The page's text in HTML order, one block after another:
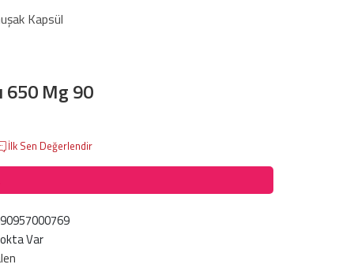
Kapsül
650 Mg 90
İlk Sen Değerlendir
Var